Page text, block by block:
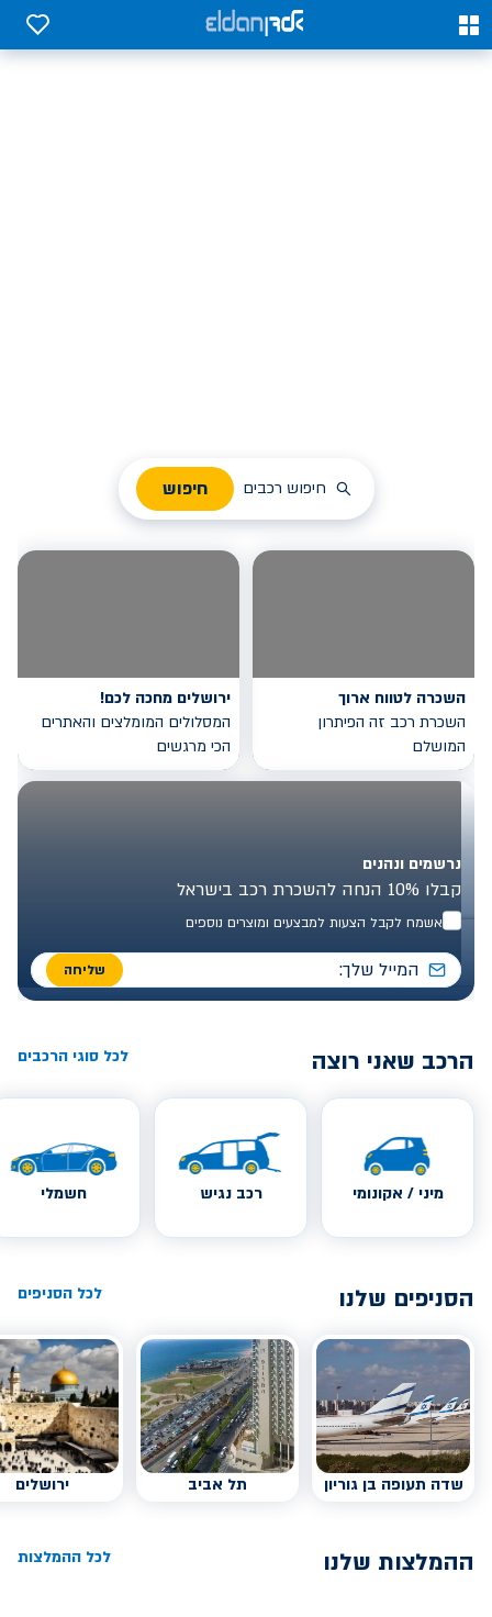
0
0
חיפוש רכבים חיפוש
השכרה לטווח ארוך
השכרת רכב זה הפיתרון
המושלם
ירושלים מחכה לכם!
המסלולים המומלצים והאתרים
הכי מרגשים
נרשמים ונהנים
קבלו 10% הנחה להשכרת רכב בישראל
אשמח לקבל הצעות למבצעים ומוצרים נוספים
שליחה
הרכב שאני רוצה לכל סוגי הרכבים
מיני / אקונומי רכב נגיש חשמלי
הסניפים שלנו לכל הסניפים
שדה תעופה בן גוריון תל אביב ירושלים
ההמלצות שלנו לכל ההמלצות